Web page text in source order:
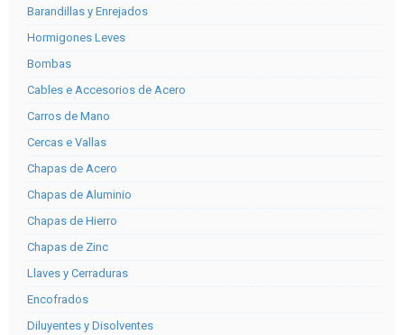
Barandillas y Enrejados
Hormigones Leves
Bombas
Cables e Accesorios de Acero
Carros de Mano
Cercas e Vallas
Chapas de Acero
Chapas de Aluminio
Chapas de Hierro
Chapas de Zinc
Llaves y Cerraduras
Encofrados
Diluyentes y Disolventes